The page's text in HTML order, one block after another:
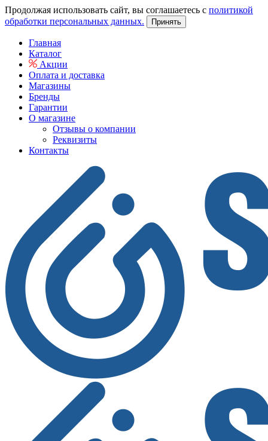
Продолжая использовать сайт, вы соглашаетесь с политикой
обработки персональных данных.
Принять
Главная
Каталог
Акции
Оплата и доставка
Магазины
Бренды
Гарантии
О магазине
Отзывы о компании
Реквизиты
Контакты